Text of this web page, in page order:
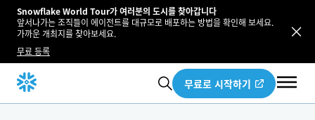
Snowflake World Tour가 여러분의 도시를 찾아갑니다
앞서나가는 조직들이 에이전트를 대규모로 배포하는 방법을 확인해 보세요.
가까운 개최지를 찾아보세요.
무료 등록
무료로 시작하기